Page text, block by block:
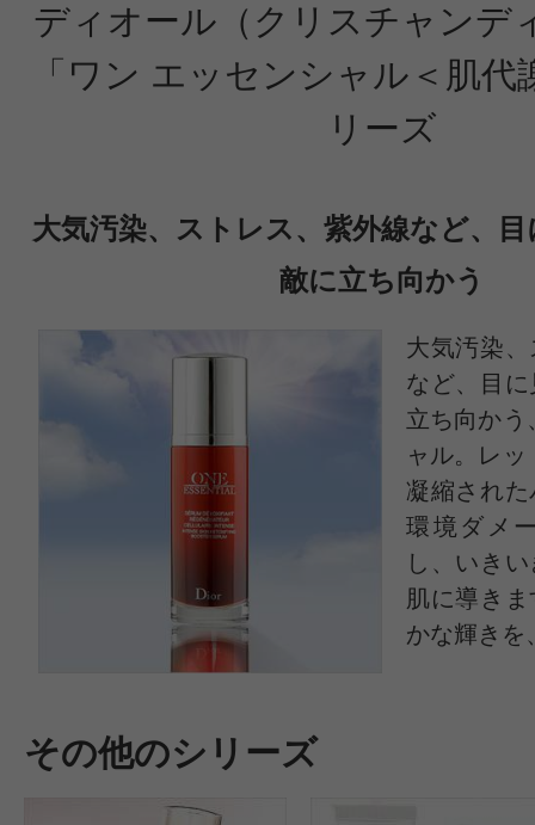
購入品：ワン エッセンシャル セラム
年齢も30代後半となり、そろそろ、
りお手入れしたくて、初めて購入し
翌朝はピンと、張りを感じます。
使い続けるのが楽しみです。
すべての16件のクチコミを見
このコスメのレビューを書いて
クチコミを投稿する
ディオール（クリスチャンデ
「ワン エッセンシャル＜肌代
リーズ
大気汚染、ストレス、紫外線など、
敵に立ち向かう
大気汚染
など、目
立ち向かう
ャル。レ
凝縮され
環境ダメ
し、いき
肌に導き
かな輝きを
その他のシリーズ